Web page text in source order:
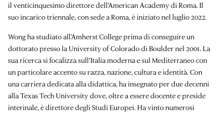
il venticinquesimo direttore dell’American Academy di Roma. Il
suo incarico triennale, con sede a Roma, è iniziato nel luglio 2022.
Wong ha studiato all’Amherst College prima di conseguire un
dottorato presso la University of Colorado di Boulder nel 2001. La
sua ricerca si focalizza sull’Italia moderna e sul Mediterraneo con
un particolare accento su razza, nazione, cultura e identità. Con
una carriera dedicata alla didattica, ha insegnato per due decenni
alla Texas Tech University dove, oltre a essere docente e preside
interinale, è direttore degli Studi Europei. Ha vinto numerosi